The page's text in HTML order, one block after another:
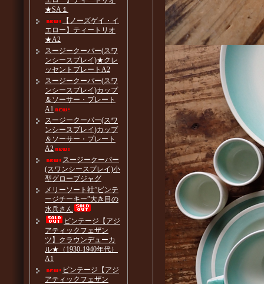
★SA１
【ノーズゲイ・イ
エロー】ティートリオ
★A2
スージークーパー(スワ
ンシースプレイ)★クレ
ッセントプレートA2
スージークーパー(スワ
ンシースプレイ)カップ
＆ソーサー・プレート
A1
スージークーパー(スワ
ンシースプレイ)カップ
＆ソーサー・プレート
A2
スージークーパー
(スワンシースプレイ)小
型グローブジャグ
メリーソート社”ビンテ
ージチーキー”大き目の
水兵さん
ビンテージ【アジ
アティックフェザン
ツ】クラウンデューカ
ル★（1930-1940年代）
A1
ビンテージ【アジ
アティックフェザン